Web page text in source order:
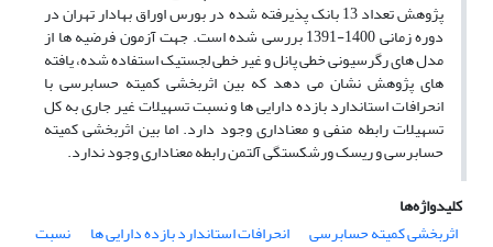
پژوهش تعداد 13 بانک پذیرفته شده در بورس اوراق بهادار تهران در
دوره زمانی 1400-1391 بررسی شده است. جهت آزمون فرضیه ها از
مدل های رگرسیونی خطی پانل و غیر خطی لجستیک استفاده شده، یافته
های پژوهش نشان می دهد که بین اثربخشی کمیته حسابرسی با
انحرافات استاندارد بازده دارایی ها و نسبت تسهیلات غیر جاری به کل
تسهیلات رابطه منفی و معناداری وجود دارد. اما بین اثربخشی کمیته
حسابرسی و ریسک ورشکستگی آلتمن رابطه معناداری وجود ندارد.
کلیدواژه‌ها
اثربخشی کمیته حسابرسی
انحرافات استاندارد بازده دارایی ها نسبت